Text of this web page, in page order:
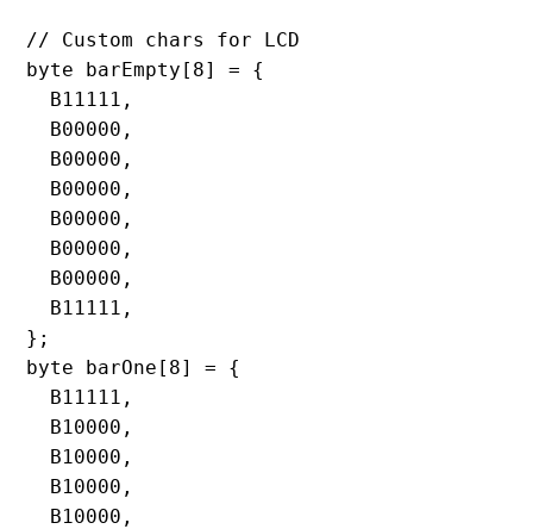
// Custom chars for LCD
byte barEmpty[8] = {
  B11111,
  B00000,
  B00000,
  B00000,
  B00000,
  B00000,
  B00000,
  B11111,
};
byte barOne[8] = {
  B11111,
  B10000,
  B10000,
  B10000,
  B10000,